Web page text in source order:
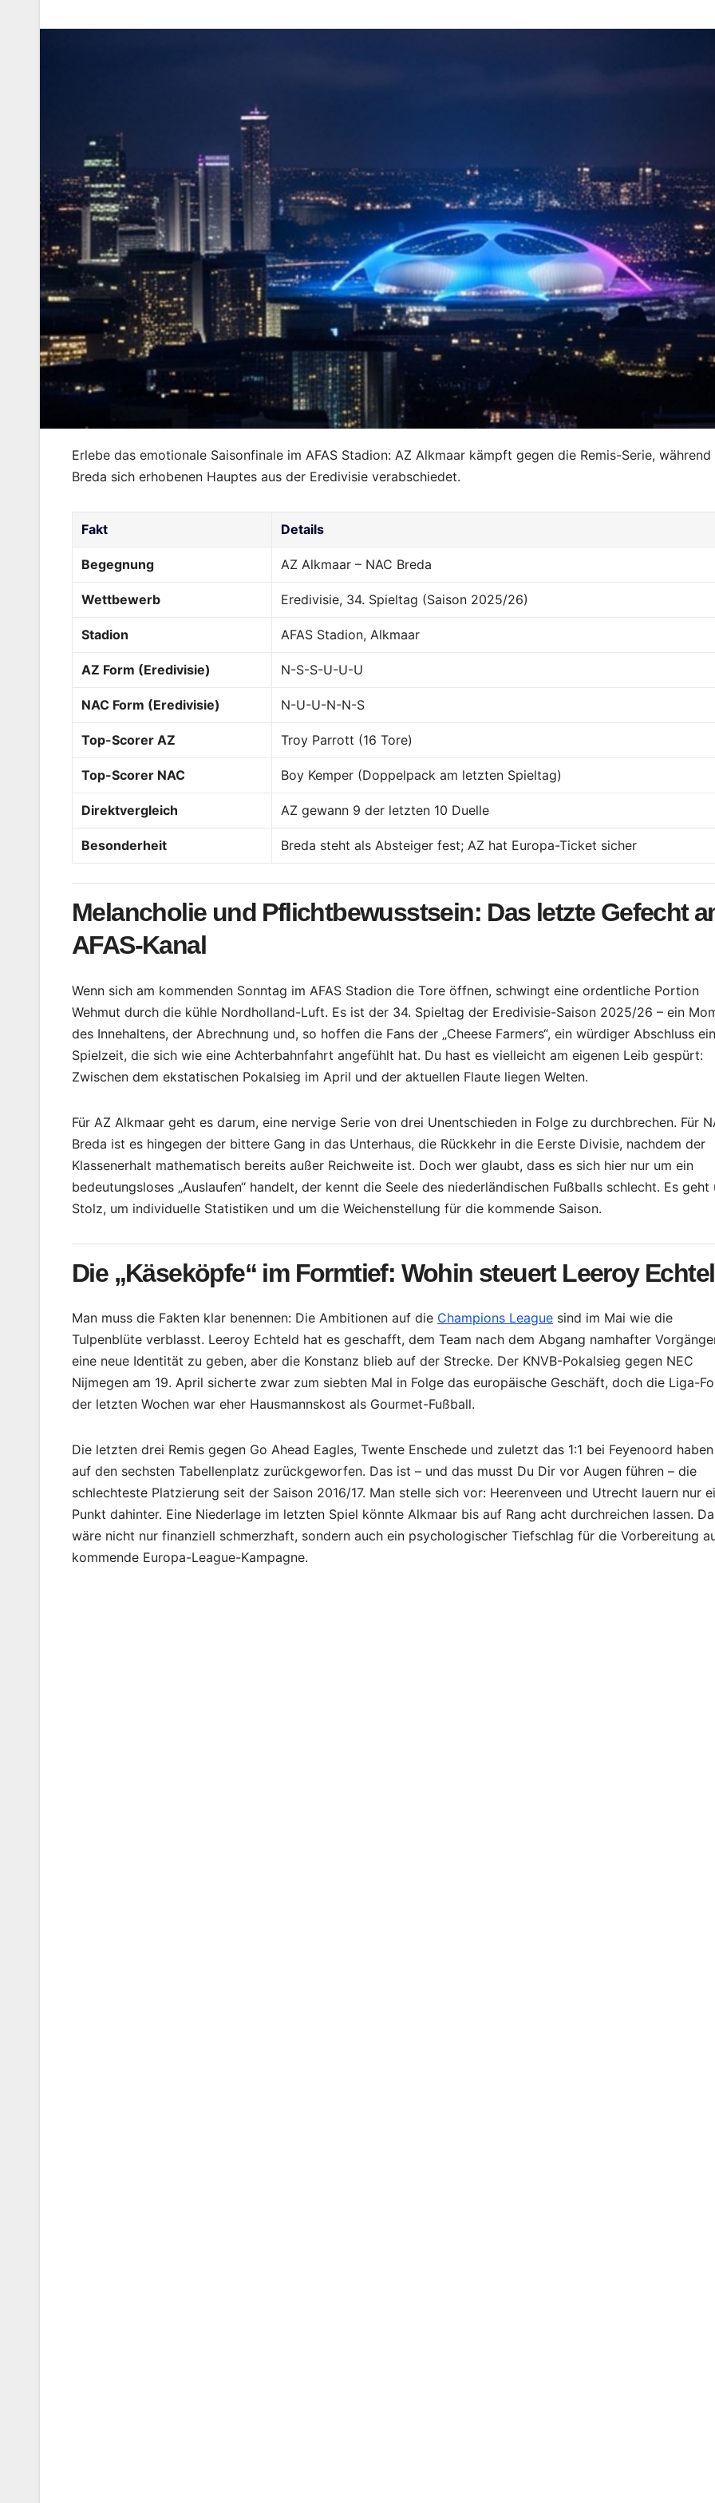
Erlebe das emotionale Saisonfinale im AFAS Stadion: AZ Alkmaar kämpft gegen die Remis-Serie, während
Breda sich erhobenen Hauptes aus der Eredivisie verabschiedet.
Fakt Details
Begegnung AZ Alkmaar – NAC Breda
Wettbewerb Eredivisie, 34. Spieltag (Saison 2025/26)
Stadion AFAS Stadion, Alkmaar
AZ Form (Eredivisie) N-S-S-U-U-U
NAC Form (Eredivisie) N-U-U-N-N-S
Top-Scorer AZ Troy Parrott (16 Tore)
Top-Scorer NAC Boy Kemper (Doppelpack am letzten Spieltag)
Direktvergleich AZ gewann 9 der letzten 10 Duelle
Besonderheit Breda steht als Absteiger fest; AZ hat Europa-Ticket sicher
Melancholie und Pflichtbewusstsein: Das letzte Gefecht
AFAS-Kanal
Wenn sich am kommenden Sonntag im AFAS Stadion die Tore öffnen, schwingt eine ordentliche Portion
Wehmut durch die kühle Nordholland-Luft. Es ist der 34. Spieltag der Eredivisie-Saison 2025/26 – ein
des Innehaltens, der Abrechnung und, so hoffen die Fans der „Cheese Farmers“, ein würdiger Abschluss
Spielzeit, die sich wie eine Achterbahnfahrt angefühlt hat. Du hast es vielleicht am eigenen Leib gespürt:
Zwischen dem ekstatischen Pokalsieg im April und der aktuellen Flaute liegen Welten.
Für AZ Alkmaar geht es darum, eine nervige Serie von drei Unentschieden in Folge zu durchbrechen. Für
Breda ist es hingegen der bittere Gang in das Unterhaus, die Rückkehr in die Eerste Divisie, nachdem der
Klassenerhalt mathematisch bereits außer Reichweite ist. Doch wer glaubt, dass es sich hier nur um ein
bedeutungsloses „Auslaufen“ handelt, der kennt die Seele des niederländischen Fußballs schlecht. Es geht
Stolz, um individuelle Statistiken und um die Weichenstellung für die kommende Saison.
Die „Käseköpfe“ im Formtief: Wohin steuert Leeroy
Man muss die Fakten klar benennen: Die Ambitionen auf die Champions League sind im Mai wie die
Tulpenblüte verblasst. Leeroy Echteld hat es geschafft, dem Team nach dem Abgang namhafter
eine neue Identität zu geben, aber die Konstanz blieb auf der Strecke. Der KNVB-Pokalsieg gegen NEC
Nijmegen am 19. April sicherte zwar zum siebten Mal in Folge das europäische Geschäft, doch die Liga-
der letzten Wochen war eher Hausmannskost als Gourmet-Fußball.
Die letzten drei Remis gegen Go Ahead Eagles, Twente Enschede und zuletzt das 1:1 bei Feyenoord
auf den sechsten Tabellenplatz zurückgeworfen. Das ist – und das musst Du Dir vor Augen führen – die
schlechteste Platzierung seit der Saison 2016/17. Man stelle sich vor: Heerenveen und Utrecht lauern nur
Punkt dahinter. Eine Niederlage im letzten Spiel könnte Alkmaar bis auf Rang acht durchreichen lassen.
wäre nicht nur finanziell schmerzhaft, sondern auch ein psychologischer Tiefschlag für die Vorbereitung
kommende Europa-League-Kampagne.